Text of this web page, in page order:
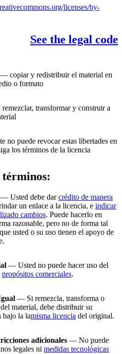
licenses/by-
See the legal code
— copiar y redistribuir el material en
o formato
transformar y construir a
no puede revocar estas libertades en
los términos de la licencia
términos:
— Usted debe darcrédito de manera
un enlace a la licencia, e indicar
cambios. Puede hacerlo en
razonable, pero no de forma tal
usted o su uso tienen el apoyo de
— Usted no puede hacer uso del
propósitos comerciales.
— Si remezcla, transforma o
material, debe distribuir su
bajo la lamisma licencia del original.
adicionales — No puede
legales ni medidas tecnológicas